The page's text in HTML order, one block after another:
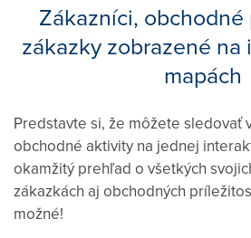
Zákazníci,
zákazky zobrazené na
mapách
Predstavte si, že môžete sledovať
obchodné aktivity na jednej
okamžitý prehľad o všetkých
zákazkách aj obchodných
možné!